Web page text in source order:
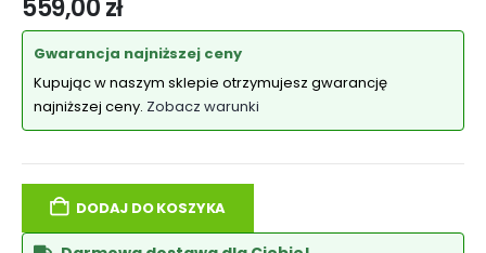
559,00zł
Gwarancja najniższej ceny
Kupując w naszym sklepie otrzymujesz gwarancję
najniższej ceny. Zobacz warunki
DODAJ DO KOSZYKA